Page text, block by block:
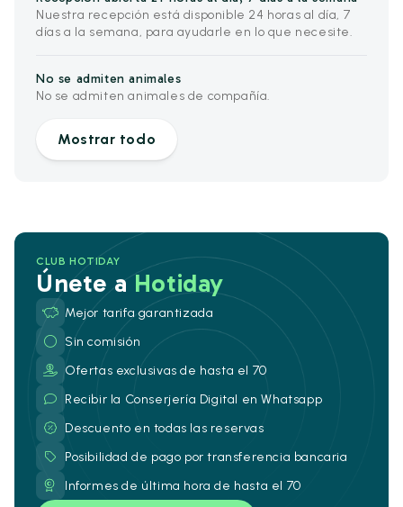
Nuestra recepción está disponible 24 horas al día, 7
días a la semana, para ayudarle en lo que necesite.
No se admiten animales
No se admiten animales de compañía.
Mostrar todo
CLUB HOTIDAY
Únete aHotiday
Mejor tarifa garantizada
Sin comisión
Ofertas exclusivas de hasta el 70
Recibir la Conserjería Digital en Whatsapp
Descuento en todas las reservas
Posibilidad de pago por transferencia bancaria
Informes de última hora de hasta el 70